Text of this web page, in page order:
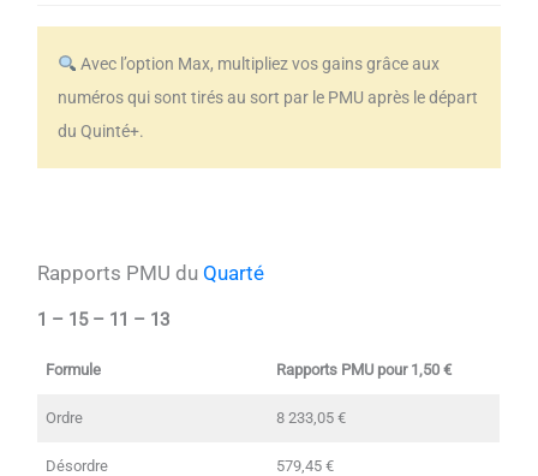
Avec l’option Max, multipliez vos gains grâce aux
numéros qui sont tirés au sort par le PMU après le départ
du Quinté+.
Rapports PMU du Quarté
1 – 15 – 11 – 13
Formule Rapports PMU pour 1,50 €
Ordre 8 233,05 €
Désordre 579,45 €